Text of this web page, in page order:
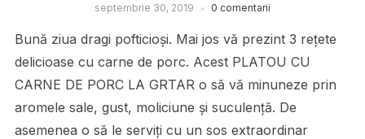
septembrie 30, 2019 0 comentarii
Bună ziua dragi pofticioși. Mai jos vă prezint 3 rețete
delicioase cu carne de porc. Acest PLATOU CU
CARNE DE PORC LA GRTAR o să vă minuneze prin
aromele sale, gust, moliciune și suculență. De
asemenea o să le serviți cu un sos extraordinar